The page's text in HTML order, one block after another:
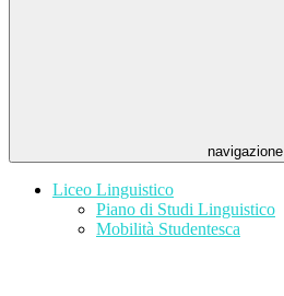
navigazione
Liceo Linguistico
Piano di Studi Linguistico
Mobilità Studentesca